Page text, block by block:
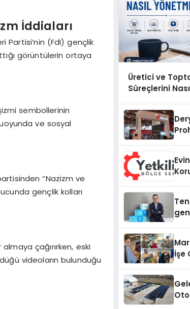
İddiaları
Partisi’nin (FdI) gençlik
görüntülerin ortaya
sembollerinin
ve sosyal
“Nazizm ve
gençlik kolları
çağırırken, eski
videoların bulunduğu
Üretici ve
Süreçlerini
İşe